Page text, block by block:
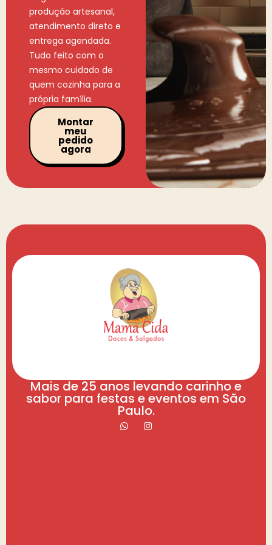
produção artesanal,
atendimento direto e
entrega agendada.
Tudo feito com o
mesmo cuidado de
quem cozinha para a
própria família.
Montar
meu
pedido
agora
Mais de 25 anos levando carinho e
sabor para festas e eventos em São
Paulo.